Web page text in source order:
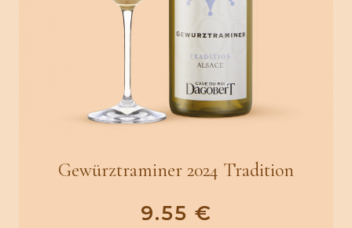
Gewürztraminer 2024 Tradition
9.55 €